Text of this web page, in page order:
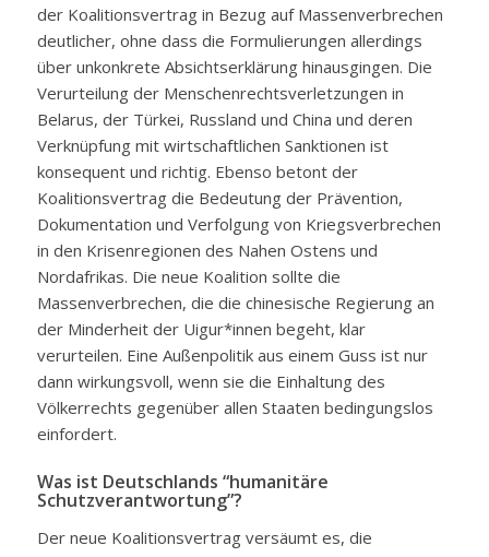
der Koalitionsvertrag in Bezug auf Massenverbrechen
deutlicher, ohne dass die Formulierungen allerdings
über unkonkrete Absichtserklärung hinausgingen. Die
Verurteilung der Menschenrechtsverletzungen in
Belarus, der Türkei, Russland und China und deren
Verknüpfung mit wirtschaftlichen Sanktionen ist
konsequent und richtig. Ebenso betont der
Koalitionsvertrag die Bedeutung der Prävention,
Dokumentation und Verfolgung von Kriegsverbrechen
in den Krisenregionen des Nahen Ostens und
Nordafrikas. Die neue Koalition sollte die
Massenverbrechen, die die chinesische Regierung an
der Minderheit der Uigur*innen begeht, klar
verurteilen. Eine Außenpolitik aus einem Guss ist nur
dann wirkungsvoll, wenn sie die Einhaltung des
Völkerrechts gegenüber allen Staaten bedingungslos
einfordert.
Was ist Deutschlands “humanitäre
Schutzverantwortung”?
Der neue Koalitionsvertrag versäumt es, die